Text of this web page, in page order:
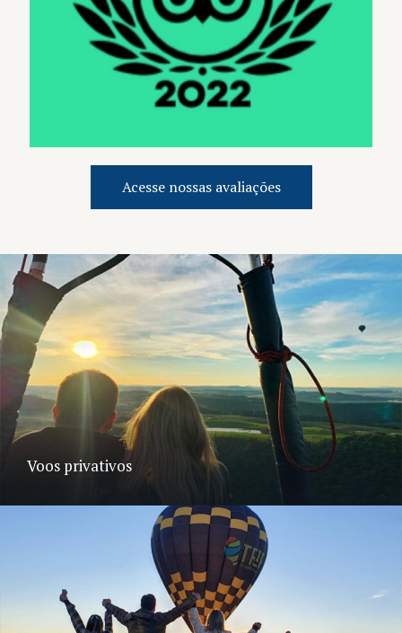
Acesse nossas avaliações
Voos privativos